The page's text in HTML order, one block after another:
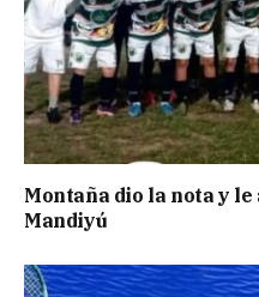
Montaña dio la nota y
Mandiyú